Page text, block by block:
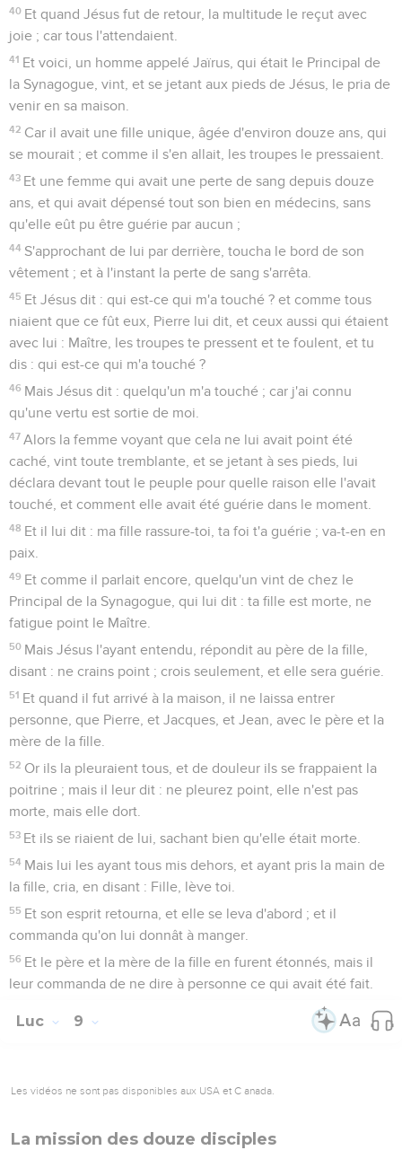
40 Et quand Jésus fut de retour, la multitude le reçut avec
joie ; car tous l'attendaient.
41 Et voici, un homme appelé Jaïrus, qui était le Principal de
la Synagogue, vint, et se jetant aux pieds de Jésus, le pria de
venir en sa maison.
42 Car il avait une fille unique, âgée d'environ douze ans, qui
se mourait ; et comme il s'en allait, les troupes le pressaient.
43 Et une femme qui avait une perte de sang depuis douze
ans, et qui avait dépensé tout son bien en médecins, sans
qu'elle eût pu être guérie par aucun ;
44 S'approchant de lui par derrière, toucha le bord de son
vêtement ; et à l'instant la perte de sang s'arrêta.
45 Et Jésus dit : qui est-ce qui m'a touché ? et comme tous
niaient que ce fût eux, Pierre lui dit, et ceux aussi qui étaient
avec lui : Maître, les troupes te pressent et te foulent, et tu
dis : qui est-ce qui m'a touché ?
46 Mais Jésus dit : quelqu'un m'a touché ; car j'ai connu
qu'une vertu est sortie de moi.
47 Alors la femme voyant que cela ne lui avait point été
caché, vint toute tremblante, et se jetant à ses pieds, lui
déclara devant tout le peuple pour quelle raison elle l'avait
touché, et comment elle avait été guérie dans le moment.
48 Et il lui dit : ma fille rassure-toi, ta foi t'a guérie ; va-t-en en
paix.
49 Et comme il parlait encore, quelqu'un vint de chez le
Principal de la Synagogue, qui lui dit : ta fille est morte, ne
fatigue point le Maître.
50 Mais Jésus l'ayant entendu, répondit au père de la fille,
disant : ne crains point ; crois seulement, et elle sera guérie.
51 Et quand il fut arrivé à la maison, il ne laissa entrer
personne, que Pierre, et Jacques, et Jean, avec le père et la
mère de la fille.
52 Or ils la pleuraient tous, et de douleur ils se frappaient la
poitrine ; mais il leur dit : ne pleurez point, elle n'est pas
morte, mais elle dort.
53 Et ils se riaient de lui, sachant bien qu'elle était morte.
54 Mais lui les ayant tous mis dehors, et ayant pris la main de
la fille, cria, en disant : Fille, lève toi.
55 Et son esprit retourna, et elle se leva d'abord ; et il
commanda qu'on lui donnât à manger.
56 Et le père et la mère de la fille en furent étonnés, mais il
leur commanda de ne dire à personne ce qui avait été fait.
Luc 9
Les vidéos ne sont pas disponibles aux USA et C anada.
La mission des douze disciples